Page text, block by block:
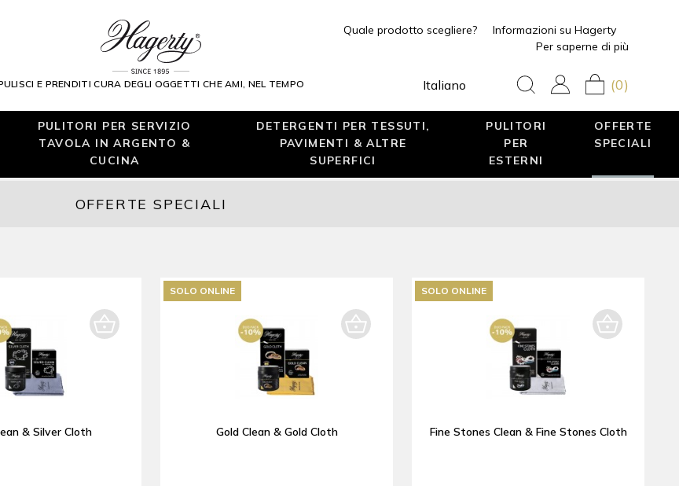
E PRENDITI CURA DEGLI OGGETTI CHE AMI, NEL TEMPO
Quale prodotto scegliere?
Informazioni su Hagerty
Per saperne di più
Italiano (0)
PULITORI PER SERVIZIO
TAVOLA IN ARGENTO &
CUCINA
DETERGENTI PER TESSUTI,
PAVIMENTI & ALTRE
SUPERFICI
PULITORI
PER
ESTERNI
OFFERTE
SPECIALI
OFFERTE SPECIALI
& Silver Cloth Gold Clean & Gold Cloth
SOLO ONLINE
Fine Stones Clean & Fine Stones Cloth
SOLO ONLINE